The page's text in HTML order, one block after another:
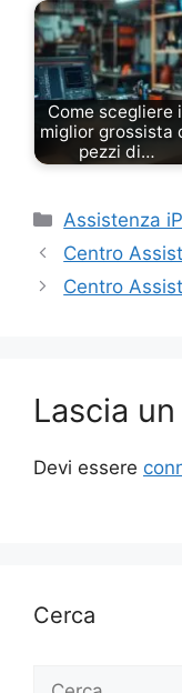
Come scegliere
miglior grossista
pezzi di…
Categorie
Assistenza
Centro
Centro
Lascia
Devi essere
Cerca
Ricerca